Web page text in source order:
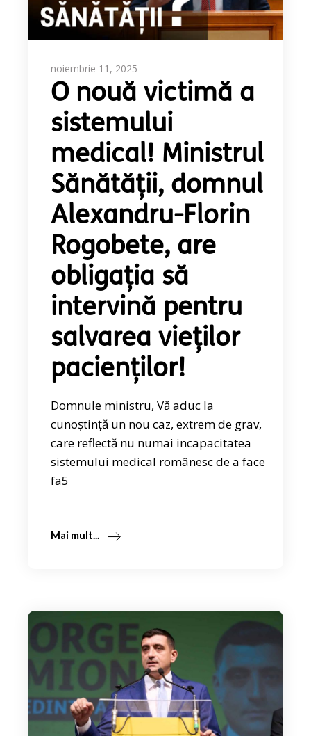
noiembrie 11, 2025
O nouă victimă a
sistemului
medical! Ministrul
Sănătății, domnul
Alexandru-Florin
Rogobete, are
obligația să
intervină pentru
salvarea vieților
pacienților!
Domnule ministru, Vă aduc la
cunoștință un nou caz, extrem de grav,
care reflectă nu numai incapacitatea
sistemului medical românesc de a face
fa5
Mai mult...